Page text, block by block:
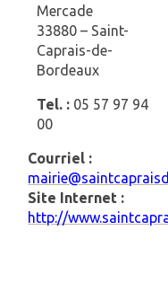
Mercade
33880 – Saint-
Caprais-de-
Bordeaux
Tel. : 05 57 97 94
00
Courriel :
Site Internet :
http://